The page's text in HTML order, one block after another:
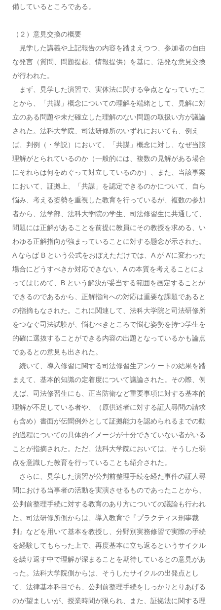
備しているところである。
（２）意見交換の概要
見学した講義や上記報告の内容を踏まえつつ、参加者の自由
な発言（質問、問題提起、情報提供）を基に、活発な意見交換
が行われた。
まず、見学した演習で、実体法に関する争点となっていたこ
とから、「共謀」概念についての理解を端緒として、見解に対
立のある問題や未だ確立した理解のない問題の取扱い方が議論
された。法科大学院、司法研修所のいずれにおいても、例え
ば、判例（・学説）において、「共謀」概念に対し、なぜ当該
理解がとられているのか（一般的には、複数の見解がある場合
にそれらは何をめぐって対立しているのか）、また、当該事案
において、証拠上、「共謀」を認定できるのかについて、自ら
悩み、考える姿勢を重視した教育を行っているが、複数の参加
者から、法学部、法科大学院の学生、司法修習生に共通して、
問題には正解があることを前提に教員にその教授を求める、い
わゆる正解指向が強まっていることに対する懸念が示された。
A ならば B という公式をおぼえただけでは、A が A’に変わった
場合にどうすべきか対応できない、A の本質を考えることによ
ってはじめて、B という解決が妥当する範囲を画定することが
できるのであるから、正解指向への対応は重要な課題であると
の指摘もなされた。これに関連して、法科大学院と司法研修所
をつなぐ司法試験が、悩むべきところで悩む姿勢を持つ学生を
的確に選抜することができる内容の出題となっているかも論点
であるとの意見も出された。
続いて、導入修習に関する司法修習生アンケートの結果を踏
まえて、基本的知識の定着度について議論された。その際、例
えば、司法修習生にも、正当防衛など重要事項に対する基本的
理解が不足している者や、（原供述者に対する証人尋問の請求
も含め）書面が伝聞例外として証拠能力を認められるまでの動
的過程についての具体的イメージが十分できていない者がいる
ことが指摘された。ただ、法科大学院においては、そうした弱
点を意識した教育を行っていることも紹介された。
さらに、見学した演習が公判前整理手続を経た事件の証人尋
問における当事者の活動を実演させるものであったことから、
公判前整理手続に対する教育のあり方についての議論も行われ
た。司法研修所側からは、導入教育で『プラクティス刑事裁
判』などを用いて基本を教授し、分野別実務修習で実際の手続
を経験してもらった上で、再度基本に立ち返るというサイクル
を繰り返す中で理解が深まることを期待しているとの意見があ
った。法科大学院側からは、そうしたサイクルの出発点とし
て、法律基本科目でも、公判前整理手続をしっかりとりあげる
のが望ましいが、授業時間が限られ、また、証拠法に関する理